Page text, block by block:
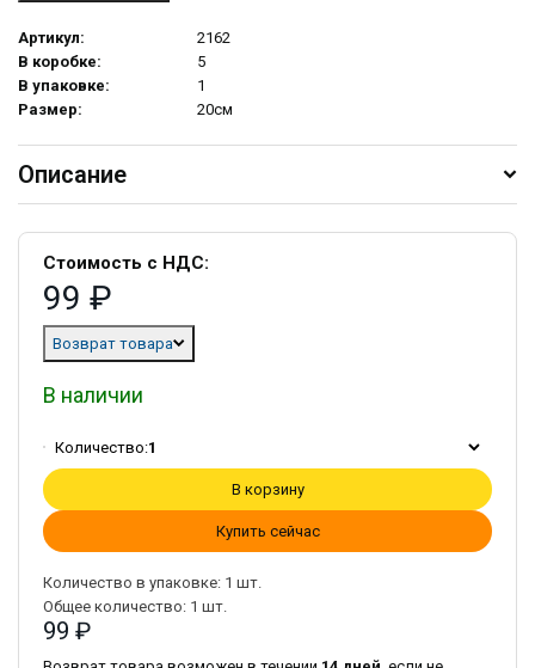
Артикул:
2162
В коробке:
5
В упаковке:
1
Размер:
20см
Описание
Стоимость с НДС:
99 ₽
Возврат товара
В наличии
Количество:1
В корзину
Купить сейчас
Количество в упаковке: 1 шт.
Общее количество: 1 шт.
99 ₽